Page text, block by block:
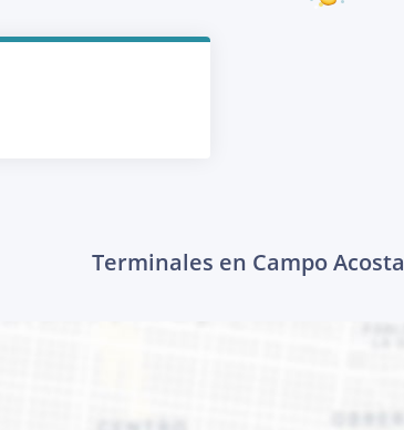
Terminales en Campo Acosta